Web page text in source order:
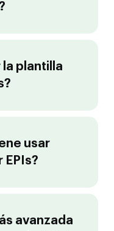
plantilla
usar
EPIs?
avanzada